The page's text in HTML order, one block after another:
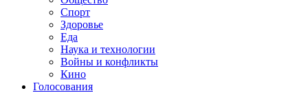
Спорт
Здоровье
Еда
Наука и технологии
Войны и конфликты
Кино
Голосования